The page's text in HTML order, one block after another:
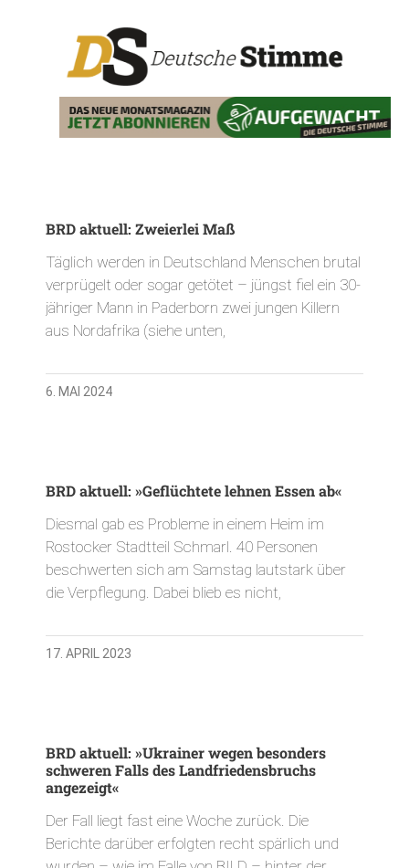
BRD aktuell: Zweierlei Maß
Täglich werden in Deutschland Menschen brutal
verprügelt oder sogar getötet – jüngst fiel ein 30-
jähriger Mann in Paderborn zwei jungen Killern
aus Nordafrika (siehe unten,
6. MAI 2024
BRD aktuell: »Geflüchtete lehnen Essen ab«
Diesmal gab es Probleme in einem Heim im
Rostocker Stadtteil Schmarl. 40 Personen
beschwerten sich am Samstag lautstark über
die Verpflegung. Dabei blieb es nicht,
17. APRIL 2023
BRD aktuell: »Ukrainer wegen besonders
schweren Falls des Landfriedensbruchs
angezeigt«
Der Fall liegt fast eine Woche zurück. Die
Berichte darüber erfolgten recht spärlich und